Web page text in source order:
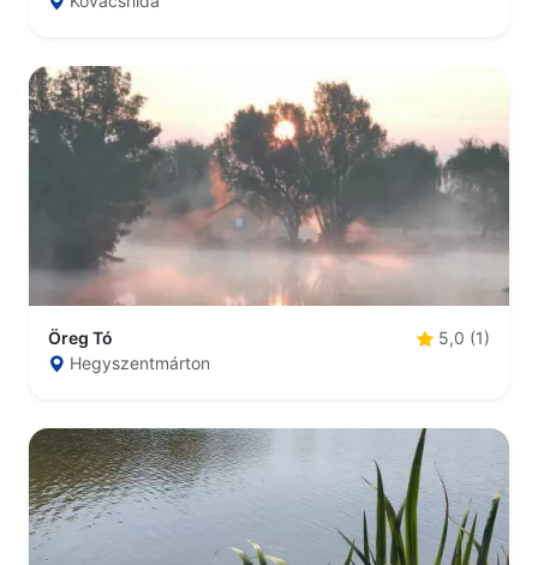
Öreg Tó
5,0 (1)
Hegyszentmárton